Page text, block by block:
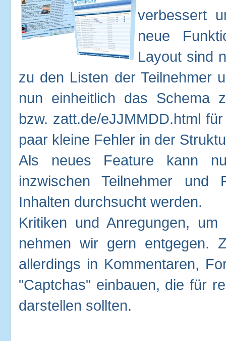
verbessert
neue
Layout sind
zu den Listen der Teilnehmer
nun einheitlich das Schema
bzw. zatt.de/eJJMMDD.html
paar kleine Fehler in der
Als neues Feature kann
inzwischen Teilnehmer
Inhalten durchsucht werden.
Kritiken und Anregungen,
nehmen wir gern entgegen.
allerdings in Kommentaren,
"Captchas" einbauen, die für
darstellen sollten.